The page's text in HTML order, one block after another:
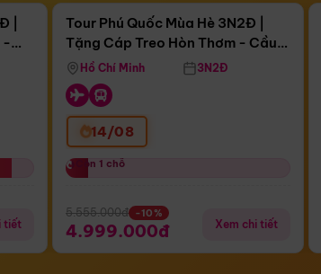
|
-
tiết
Còn05 ngày 13:53:32
Tặng Cáp Treo Hòn Thơm
Tour Phú Quốc Mùa Hè 3N2Đ |
Tặng Cáp Treo Hòn Thơm - Cầu
Hôn - Công Viên Nước Aquatopia
Hồ Chí Minh 3N2Đ
14/08
Còn 1 chỗ
Còn 1 chỗ
5.555.000đ -10%
4.999.000đ Xem chi tiết